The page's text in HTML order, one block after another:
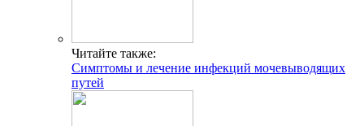
Читайте также:
Симптомы и лечение инфекций мочевыводящих
путей